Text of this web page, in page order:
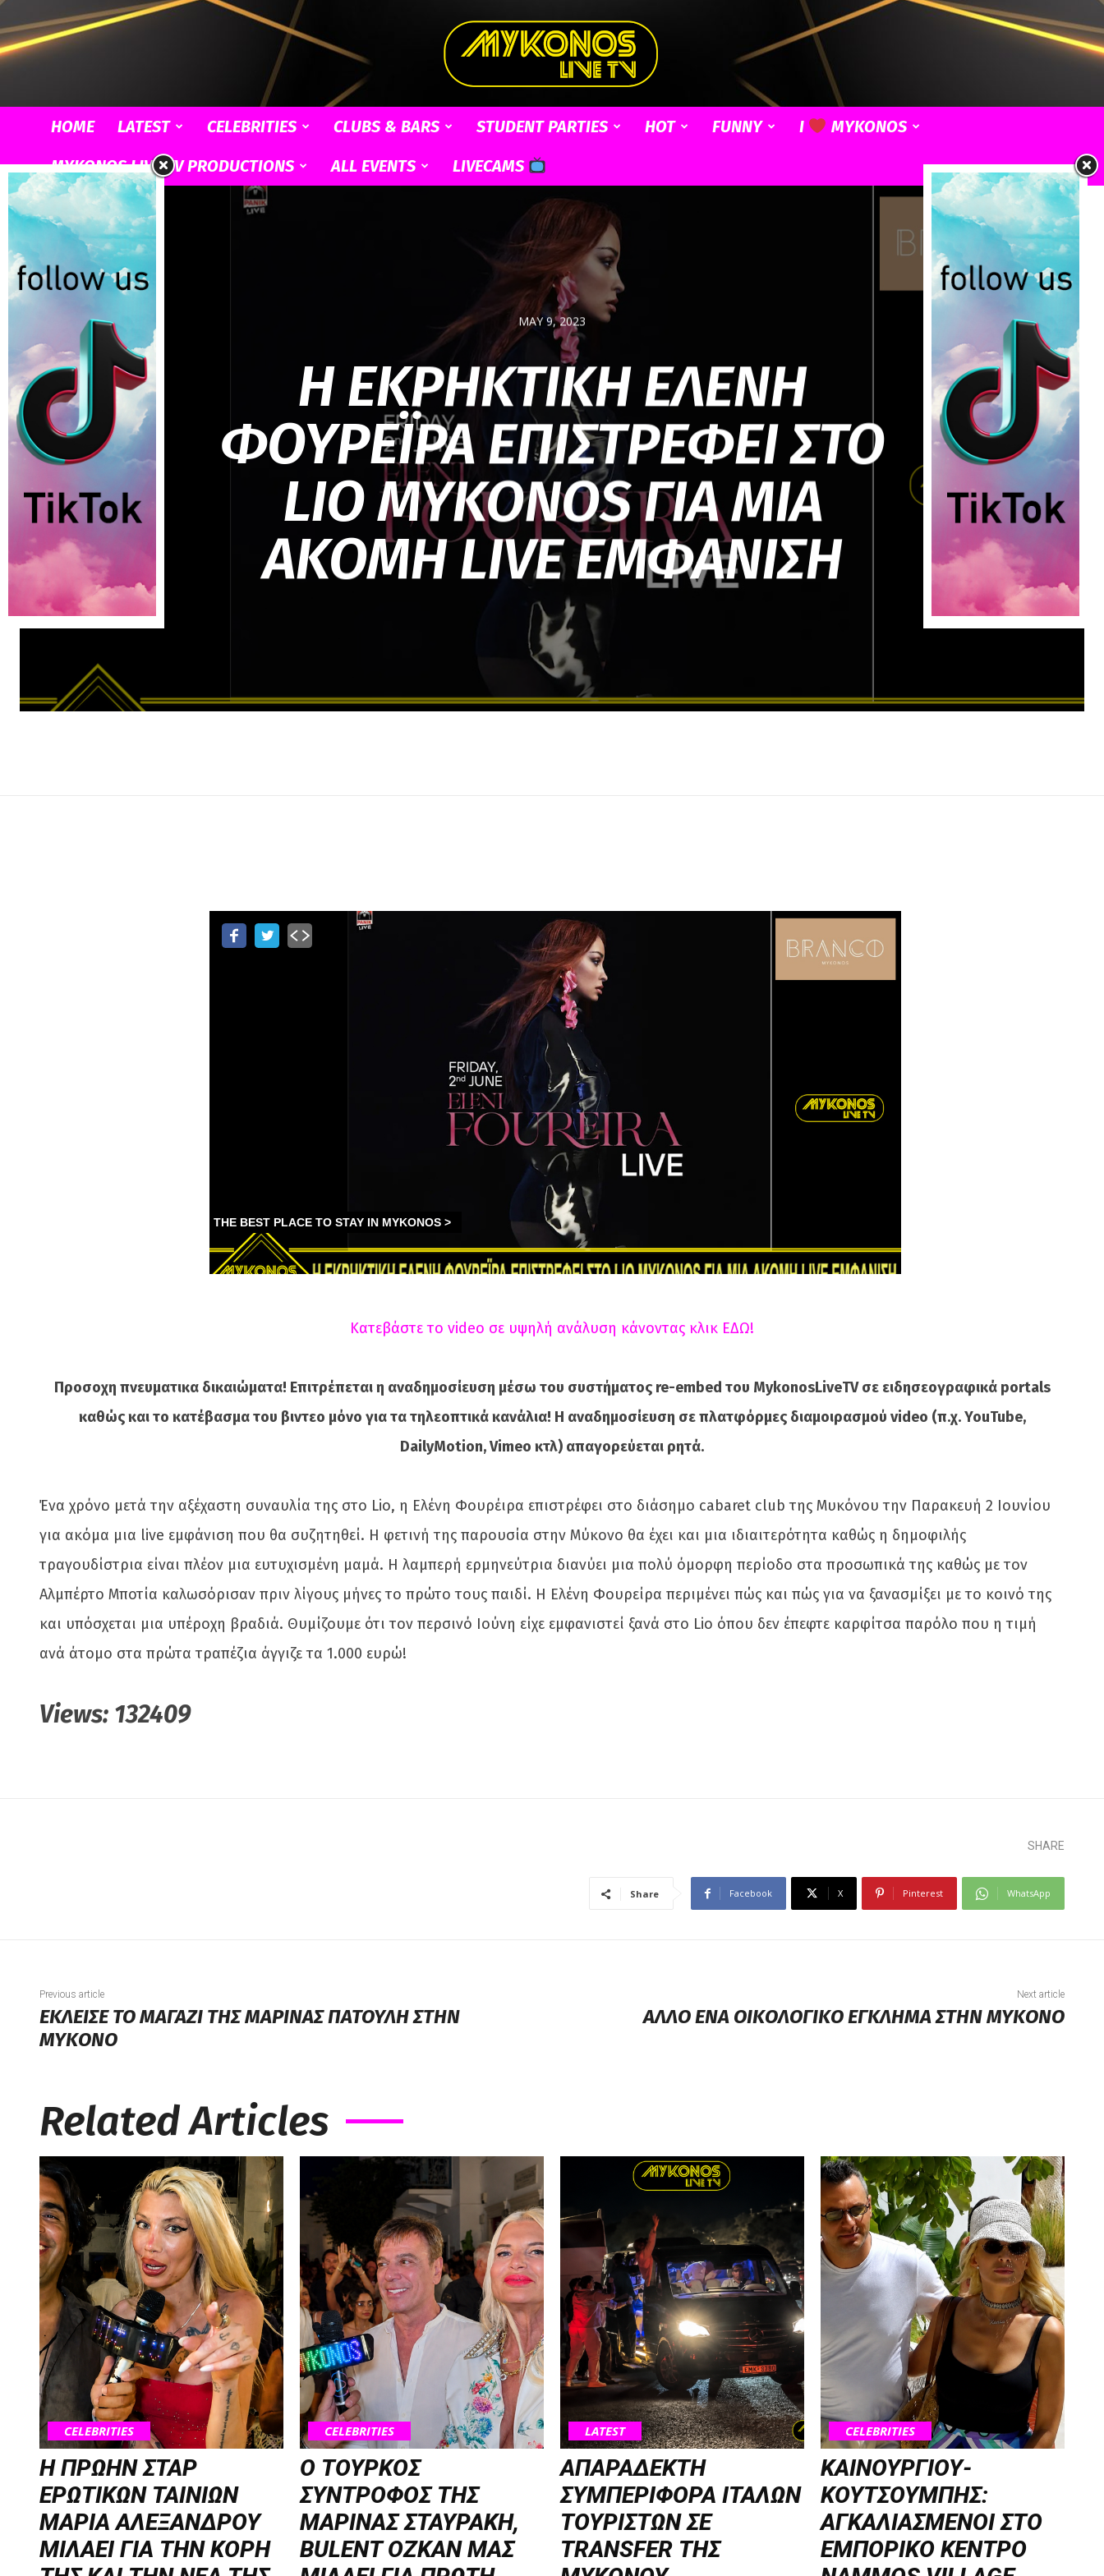
Live
TV
HOME LATEST CELEBRITIES CLUBS & BARS STUDENT PARTIES HOT FUNNY I
MYKONOS
MYKONOS LIVE TV PRODUCTIONS
ALL EVENTS LIVECAMS
MAY 9, 2023
Η ΕΚΡΗΚΤΙΚΗ ΕΛΕΝΗ
ΦΟΥΡΕΪΡΑ ΕΠΙΣΤΡΕΦΕΙ ΣΤΟ
LIO MYKONOS ΓΙΑ ΜΙΑ
ΑΚΟΜΗ LIVE ΕΜΦΑΝΙΣΗ
Κατεβάστε το video σε υψηλή ανάλυση κάνοντας κλικ ΕΔΩ!
Προσοχη πνευματικα δικαιώματα! Επιτρέπεται η αναδημοσίευση μέσω του συστήματος re-embed του MykonosLiveTV σε ειδησεογραφικά portals
καθώς και το κατέβασμα του βιντεο μόνο για τα τηλεοπτικά κανάλια! Η αναδημοσίευση σε πλατφόρμες διαμοιρασμού video (π.χ. YouTube,
DailyMotion, Vimeo κτλ) απαγορεύεται ρητά.
Ένα χρόνο μετά την αξέχαστη συναυλία της στο Lio, η Ελένη Φουρέιρα επιστρέφει στο διάσημο cabaret club της Μυκόνου την Παρακευή 2 Ιουνίου
για ακόμα μια live εμφάνιση που θα συζητηθεί. Η φετινή της παρουσία στην Μύκονο θα έχει και μια ιδιαιτερότητα καθώς η δημοφιλής
τραγουδίστρια είναι πλέον μια ευτυχισμένη μαμά. Η λαμπερή ερμηνεύτρια διανύει μια πολύ όμορφη περίοδο στα προσωπικά της καθώς με τον
Αλμπέρτο Μποτία καλωσόρισαν πριν λίγους μήνες το πρώτο τους παιδί. Η Ελένη Φουρείρα περιμένει πώς και πώς για να ξανασμίξει με το κοινό της
και υπόσχεται μια υπέροχη βραδιά. Θυμίζουμε ότι τον περσινό Ιούνη είχε εμφανιστεί ξανά στο Lio όπου δεν έπεφτε καρφίτσα παρόλο που η τιμή
ανά άτομο στα πρώτα τραπέζια άγγιζε τα 1.000 ευρώ!
Views: 132409
SHARE
Share Facebook X Pinterest WhatsApp
Previous article
ΕΚΛΕΙΣΕ ΤΟ ΜΑΓΑΖΙ ΤΗΣ ΜΑΡΙΝΑΣ ΠΑΤΟΥΛΗ ΣΤΗΝ
ΜΥΚΟΝΟ
Next article
ΑΛΛΟ ΕΝΑ ΟΙΚΟΛΟΓΙΚΟ ΕΓΚΛΗΜΑ ΣΤΗΝ ΜΥΚΟΝΟ
Related Articles
CELEBRITIES
Η ΠΡΩΗΝ ΣΤΑΡ
ΕΡΩΤΙΚΩΝ ΤΑΙΝΙΩΝ
ΜΑΡΙΑ ΑΛΕΞΑΝΔΡΟΥ
ΜΙΛΑΕΙ ΓΙΑ ΤΗΝ ΚΟΡΗ
CELEBRITIES
Ο ΤΟΥΡΚΟΣ
ΣΥΝΤΡΟΦΟΣ ΤΗΣ
ΜΑΡΙΝΑΣ ΣΤΑΥΡΑΚΗ,
BULENT OZKAN ΜΑΣ
LATEST
ΑΠΑΡΑΔΕΚΤΗ
ΣΥΜΠΕΡΙΦΟΡΑ ΙΤΑΛΩΝ
ΤΟΥΡΙΣΤΩΝ ΣΕ
TRANSFER ΤΗΣ
CELEBRITIES
ΚΑΙΝΟΥΡΓΙΟΥ-
ΚΟΥΤΣΟΥΜΠΗΣ:
ΑΓΚΑΛΙΑΣΜΕΝΟΙ ΣΤΟ
ΕΜΠΟΡΙΚΟ ΚΕΝΤΡΟ